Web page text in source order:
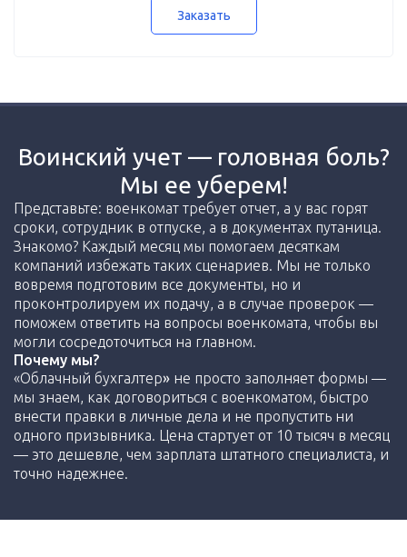
Заказать
Воинский учет — головная боль?
Мы ее уберем!
Представьте: военкомат требует отчет, а у вас горят
сроки, сотрудник в отпуске, а в документах путаница.
Знакомо? Каждый месяц мы помогаем десяткам
компаний избежать таких сценариев. Мы не только
вовремя подготовим все документы, но и
проконтролируем их подачу, а в случае проверок —
поможем ответить на вопросы военкомата, чтобы вы
могли сосредоточиться на главном.
Почему мы?
«Облачный бухгалтер» не просто заполняет формы —
мы знаем, как договориться с военкоматом, быстро
внести правки в личные дела и не пропустить ни
одного призывника. Цена стартует от 10 тысяч в месяц
— это дешевле, чем зарплата штатного специалиста, и
точно надежнее.